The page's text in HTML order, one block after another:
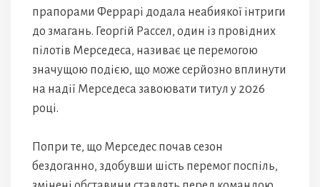
прапорами Феррарі додала неабиякої інтриги
до змагань. Георгій Рассел, один із провідних
пілотів Мерседеса, називає це перемогою
значущою подією, що може серйозно вплинути
на надії Мерседеса завоювати титул у 2026
році.
Попри те, що Мерседес почав сезон
бездоганно, здобувши шість перемог поспіль,